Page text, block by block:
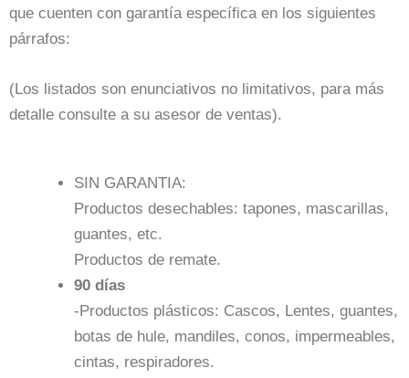
que cuenten con garantía específica en los siguientes
párrafos:
(Los listados son enunciativos no limitativos, para más
detalle consulte a su asesor de ventas).
SIN GARANTIA:
Productos desechables: tapones, mascarillas,
guantes, etc.
Productos de remate.
90 días
-Productos plásticos: Cascos, Lentes, guantes,
botas de hule, mandiles, conos, impermeables,
cintas, respiradores.